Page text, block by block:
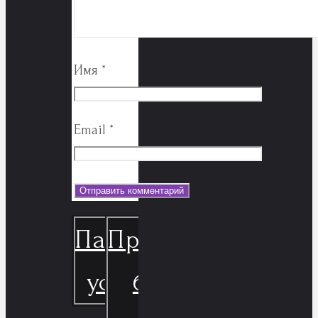
Имя *
Email *
Пакеты
услуг
Просчитать
бюджет